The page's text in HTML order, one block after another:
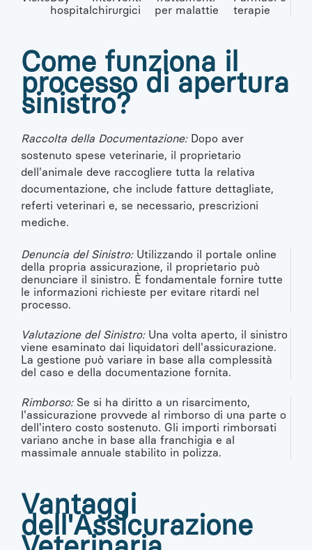
hospitalchirurgici
per malattie
terapie
Come funziona il
processo di apertura
sinistro?
Raccolta della Documentazione:Dopo aver
sostenuto spese veterinarie, il proprietario
dell'animale deve raccogliere tutta la relativa
documentazione, che include fatture dettagliate,
referti veterinari e, se necessario, prescrizioni
mediche.
Denuncia del Sinistro:Utilizzando il portale online
della propria assicurazione, il proprietario può
denunciare il sinistro. È fondamentale fornire tutte
le informazioni richieste per evitare ritardi nel
processo.
Valutazione del Sinistro:Una volta aperto, il sinistro
viene esaminato dai liquidatori dell'assicurazione.
La gestione può variare in base alla complessità
del caso e della documentazione fornita.
Rimborso:Se si ha diritto a un risarcimento,
l'assicurazione provvede al rimborso di una parte o
dell'intero costo sostenuto. Gli importi rimborsati
variano anche in base alla franchigia e al
massimale annuale stabilito in polizza.
Vantaggi
dell'Assicurazione